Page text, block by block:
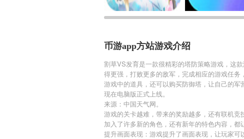
币游app方站游戏介绍
割草VS发育是一款很精彩的塔防策略游戏，这
得更强，打败更多的敌军，完成相应的游戏任
游戏中的道具，还可以购买防御塔，让自己的军
现在电脑版正式上线。
来源：中国天气网。
游戏的关卡越难，带来的奖励越多，还有联机竞
加入了许多新的角色，还有新年的特色内容，都
提升画面表现：游戏提升了画面表现，让玩家可